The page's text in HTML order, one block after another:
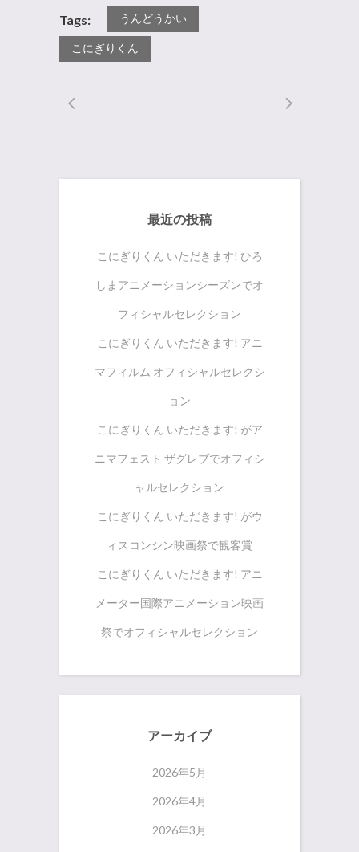
Tags: うんどうかい
こにぎりくん
最近の投稿
こにぎりくん いただきます! ひろ
しまアニメーションシーズンでオ
フィシャルセレクション
こにぎりくん いただきます! アニ
マフィルム オフィシャルセレクシ
ョン
こにぎりくん いただきます! がア
ニマフェスト ザグレブでオフィシ
ャルセレクション
こにぎりくん いただきます! がウ
ィスコンシン映画祭で観客賞
こにぎりくん いただきます! アニ
メーター国際アニメーション映画
祭でオフィシャルセレクション
アーカイブ
2026年5月
2026年4月
2026年3月